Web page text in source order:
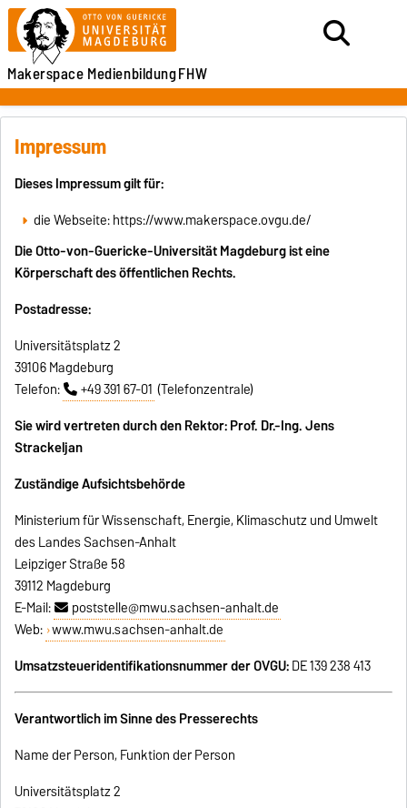
MakerspaceMedienbildungFHW
Impressum
Dieses Impressum gilt für:
die Webseite: https://www.makerspace.ovgu.de/
Die Otto-von-Guericke-Universität Magdeburg ist eine
Körperschaft des öffentlichen Rechts.
Postadresse:
Universitätsplatz 2
39106 Magdeburg
Telefon:
+49 391 67-01 (Telefonzentrale)
Sie wird vertreten durch den Rektor: Prof. Dr.-Ing. Jens
Strackeljan
Zuständige Aufsichtsbehörde
Ministerium für Wissenschaft, Energie, Klimaschutz und Umwelt
des Landes Sachsen-Anhalt
Leipziger Straße 58
39112 Magdeburg
E-Mail:
poststelle@mwu.sachsen-anhalt.de
Web: www.mwu.sachsen-anhalt.de
Umsatzsteueridentifikationsnummer der OVGU:DE 139 238 413
Verantwortlich im Sinne des Presserechts
Name der Person, Funktion der Person
Universitätsplatz 2